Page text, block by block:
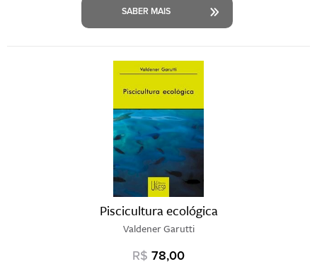
SABER MAIS
Piscicultura ecológica
Valdener Garutti
R$ 78,00